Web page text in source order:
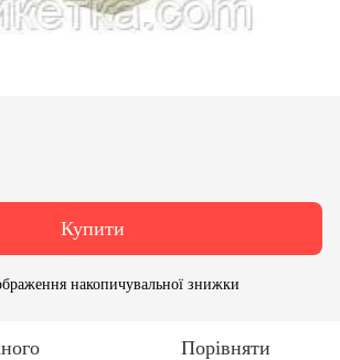
Купити
накопичувальної знижки
Порівняти